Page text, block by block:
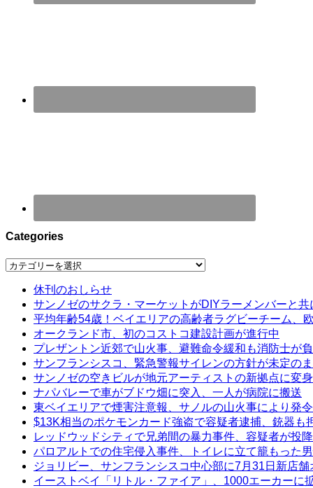
Categories
Categories
休刊のおしらせ
サンノゼのサクラ・マーケットがDIYラーメンバーと共
平均年齢54歳！ベイエリアの高齢者ラグビーチーム、
オークランド市、初のコストコ建設計画が進行中
プレザントン近郊で山火事、避難命令緩和も消防士が
サンフランシスコ、緊急警報サイレンの方針が未定の
サンノゼの空きビルが地元アーティストの新拠点に変身
ナパバレーで車がブドウ畑に突入、一人が病院に搬送
東ベイエリアで煙害注意報、サノルの山火事により発令
$13K相当のポケモンカード強盗で容疑者逮捕、銃器も
レッドウッドシティで兄弟間の暴力事件、容疑者が投降
パロアルトでの住宅侵入事件、トイレに立て籠もった
ジョリビー、サンフランシスコ中心部に7月31日新店舗
イーストベイ「リトル・ファイア」、1000エーカーに